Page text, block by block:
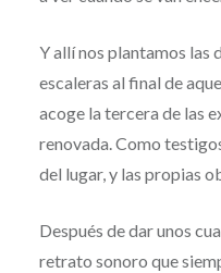
Y allí nos plantamos las
escaleras al final de
acoge la tercera de las
renovada. Como
del lugar, y las propias
Después de dar unos
retrato sonoro que